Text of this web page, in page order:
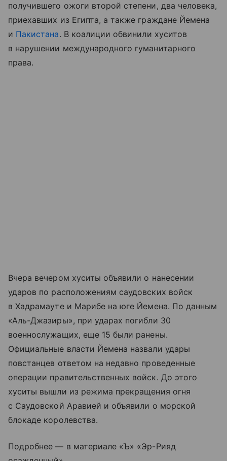
получившего ожоги второй степени, два человека,
приехавших из Египта, а также граждане Йемена
и Пакистана. В коалиции обвинили хуситов
в нарушении международного гуманитарного
права.
Вчера вечером хуситы объявили о нанесении
ударов по расположениям саудовских войск
в Хадрамауте и Марибе на юге Йемена. По данным
«Аль-Джазиры», при ударах погибли 30
военнослужащих, еще 15 были ранены.
Официальные власти Йемена назвали удары
повстанцев ответом на недавно проведенные
операции правительственных войск. До этого
хуситы вышли из режима прекращения огня
с Саудовской Аравией и объявили о морской
блокаде королевства.
Подробнее — в материале «Ъ» «Эр-Рияд